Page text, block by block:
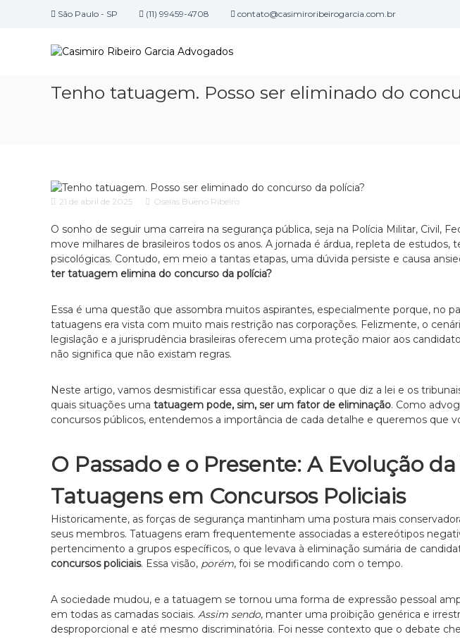
São Paulo - SP (11) 99459-4708 contato@casimiroribeirogarcia.com.br
i
i
e
i
r
o
a
r
c
A
d
v
c
a
c
i
a
i
d
d
v
o
c
c
a
ã
o
P
l
e
p
e
c
i
l
i
z
Tenho tatuagem. Posso ser eliminado do
21 de abril de 2025 Oseias Bueno Ribeiro
O sonho de seguir uma carreira na segurança pública, seja na Polícia Militar, Civil,
move milhares de brasileiros todos os anos. A jornada é árdua, repleta de estudos,
psicológicas. Contudo, em meio a tantas etapas, uma dúvida persiste e causa
ter tatuagem elimina do concurso da polícia?
Essa é uma questão que assombra muitos aspirantes, especialmente porque, no
tatuagens era vista com muito mais restrição nas corporações. Felizmente, o
legislação e a jurisprudência brasileiras oferecem uma proteção maior aos
não significa que não existam regras.
Neste artigo, vamos desmistificar essa questão, explicar o que diz a lei e os
quais situações uma tatuagem pode, sim, ser um fator de eliminação. Como
concursos públicos, entendemos a importância de cada detalhe e queremos que
O Passado e o Presente: A Evolução
Tatuagens em Concursos Policiais
Historicamente, as forças de segurança mantinham uma postura mais
seus membros. Tatuagens eram frequentemente associadas a estereótipos
pertencimento a grupos específicos, o que levava à eliminação sumária de
concursos policiais. Essa visão, porém, foi se modificando com o tempo.
A sociedade mudou, e a tatuagem se tornou uma forma de expressão pessoal
em todas as camadas sociais. Assim sendo, manter uma proibição genérica e
desproporcional e até mesmo discriminatória. Foi nesse contexto que o debate